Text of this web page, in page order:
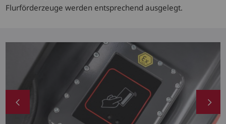
Flurförderzeuge werden entsprechend ausgelegt.